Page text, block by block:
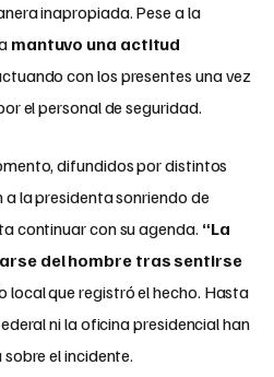
inapropiada. Pese a la
mantuvo una actitud
con los presentes una vez
el personal de seguridad.
difundidos por distintos
la presidenta sonriendo de
continuar con su agenda. “La
del hombre tras sentirse
local que registró el hecho. Hasta
ni la oficina presidencial han
el incidente.